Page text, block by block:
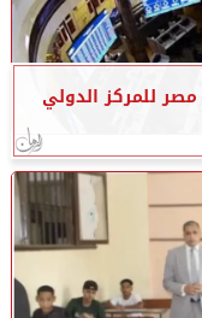
للمركز الدولي